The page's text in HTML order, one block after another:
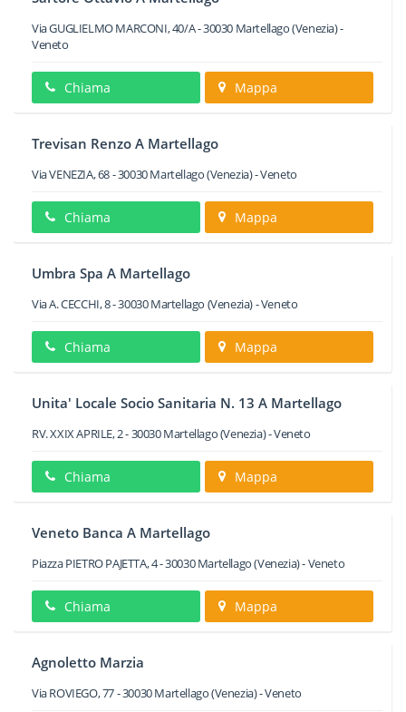
Via GUGLIELMO MARCONI, 40/A-30030 Martellago(Venezia) -
Veneto
Chiama Mappa
Trevisan Renzo A Martellago
Via VENEZIA, 68-30030Martellago(Venezia) -Veneto
Chiama Mappa
Umbra Spa A Martellago
Via A. CECCHI, 8-30030Martellago (Venezia) -Veneto
Chiama Mappa
Unita' Locale Socio Sanitaria N. 13 A Martellago
RV. XXIX APRILE, 2-30030Martellago(Venezia) -Veneto
Chiama Mappa
Veneto Banca A Martellago
Piazza PIETRO PAJETTA, 4-30030 Martellago(Venezia) -Veneto
Chiama Mappa
Agnoletto Marzia
Via ROVIEGO, 77-30030Martellago(Venezia) -Veneto